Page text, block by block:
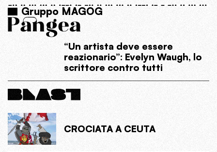
Gruppo MAGOG
“Un artista deve essere
reazionario”: Evelyn Waugh, lo
scrittore contro tutti
CROCIATA A CEUTA